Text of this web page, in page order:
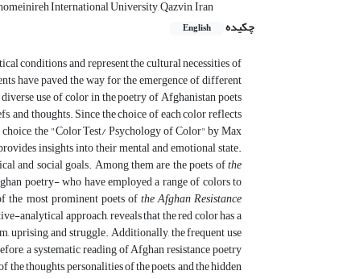
International University, Qazvin, Iran
چکیده
English
conditions and represent the cultural necessities of
have paved the way for the emergence of different
use of color in the poetry of Afghanistan poets
and thoughts. Since the choice of each color reflects
the "Color Test/ Psychology of Color" by Max
insights into their mental and emotional state.
and social goals. Among them are the poets ofthe
poetry- who have employed a range of colors to
the most prominent poets ofthe Afghan Resistance
analytical approach, reveals that the red color has a
uprising, and struggle. Additionally, the frequent use
a systematic reading of Afghan resistance poetry
thoughts, personalities of the poets, and the hidden